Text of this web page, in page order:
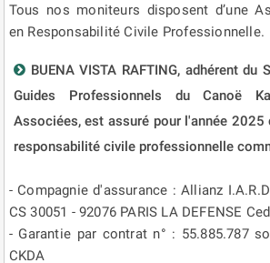
Tous nos moniteurs disposent d’une
en Responsabilité Civile Professionnelle.
BUENA VISTA RAFTING, adhérent du
Guides Professionnels du Canoë
Associées, est assuré pour l'année
responsabilité civile professionnelle
- Compagnie d'assurance : Allianz
CS 30051 - 92076 PARIS LA DEFENSE
- Garantie par contrat n° : 55.885.787
CKDA